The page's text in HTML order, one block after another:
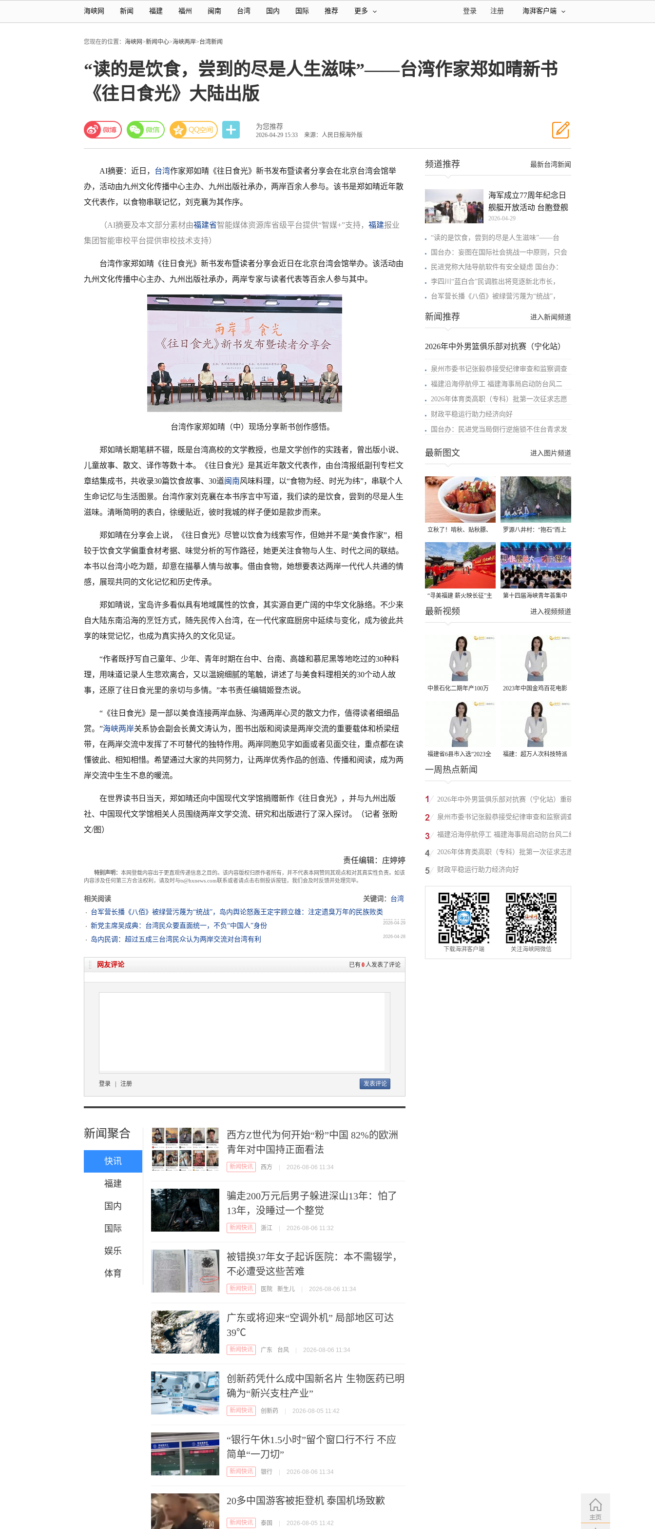
海峡网 新闻 福建 福州 闽南 台湾 国内 国际 推荐 更多 海湃客户端
注册
登录
您现在的位置： 海峡网>新闻中心>海峡两岸>台湾新闻
“读的是饮食，尝到的尽是人生滋味”——台湾作家郑如晴新书
《往日食光》大陆出版
为您推荐
2026-04-29 15:33 来源：人民日报海外版
AI摘要：近日， 台湾作家郑如晴《往日食光》新书发布暨读者分享会在北京台湾会馆举
办，活动由九州文化传播中心主办、九州出版社承办，两岸百余人参与。该书是郑如晴近年散
文代表作，以食物串联记忆，刘克襄为其作序。
（AI摘要及本文部分素材由福建省智能媒体资源库省级平台提供“智媒+”支持， 福建报业
集团智能审校平台提供审校技术支持）
台湾作家郑如晴《往日食光》新书发布暨读者分享会近日在北京台湾会馆举办。该活动由
九州文化传播中心主办、九州出版社承办，两岸专家与读者代表等百余人参与其中。
台湾作家郑如晴（中）现场分享新书创作感悟。
郑如晴长期笔耕不辍，既是台湾高校的文学教授，也是文学创作的实践者，曾出版小说、
儿童故事、散文、译作等数十本。《往日食光》是其近年散文代表作，由台湾报纸副刊专栏文
章结集成书，共收录30篇饮食故事、30道闽南风味料理，以“食物为经、时光为纬”，串联个人
生命记忆与生活图景。台湾作家刘克襄在本书序言中写道，我们读的是饮食，尝到的尽是人生
滋味。清晰简明的表白，徐缓贴近，彼时我城的样子便如是款步而来。
郑如晴在分享会上说，《往日食光》尽管以饮食为线索写作，但她并不是“美食作家”，相
较于饮食文学偏重食材考据、味觉分析的写作路径，她更关注食物与人生、时代之间的联结。
本书以台湾小吃为题，却意在描摹人情与故事。借由食物，她想要表达两岸一代代人共通的情
感，展现共同的文化记忆和历史传承。
郑如晴说，宝岛许多看似具有地域属性的饮食，其实源自更广阔的中华文化脉络。不少来
自大陆东南沿海的烹饪方式，随先民传入台湾，在一代代家庭厨房中延续与变化，成为彼此共
享的味觉记忆，也成为真实持久的文化见证。
“作者既抒写自己童年、少年、青年时期在台中、台南、高雄和慕尼黑等地吃过的30种料
理，用味道记录人生悲欢离合，又以温婉细腻的笔触，讲述了与美食料理相关的30个动人故
事，还原了往日食光里的亲切与多情。”本书责任编辑姬登杰说。
“《往日食光》是一部以美食连接两岸血脉、沟通两岸心灵的散文力作，值得读者细细品
赏。”海峡两岸关系协会副会长黄文涛认为，图书出版和阅读是两岸交流的重要载体和桥梁纽
带，在两岸交流中发挥了不可替代的独特作用。两岸同胞见字如面或者见面交往，重点都在读
懂彼此、相知相惜。希望通过大家的共同努力，让两岸优秀作品的创造、传播和阅读，成为两
岸交流中生生不息的暖流。
在世界读书日当天，郑如晴还向中国现代文学馆捐赠新作《往日食光》，并与九州出版
社、中国现代文学馆相关人员围绕两岸文学交流、研究和出版进行了深入探讨。（记者 张盼
文/图 ）
责任编辑：庄婷婷
特别声明： 本网登载内容出于更直观传递信息之目的。该内容版权归原作者所有，并不代表本网赞同其观点和对其真实性负责。如该
内容涉及任何第三方合法权利，请及时与ts@hxnews.com联系或者请点击右侧投诉按钮，我们会及时反馈并处理完毕。
相关阅读 关键词： 台湾
台军营长播《八佰》被绿营污蔑为“统战”，岛内舆论怒轰王定宇顾立雄：注定遗臭万年的民族败类
2026-04-29
新党主席吴成典：台湾民众要直面统一，不负“中国人”身份 2026-04-29
岛内民调：超过五成三台湾民众认为两岸交流对台湾有利 2026-04-28
已有0人发表了评论
网友评论
登录 注册
新闻聚合
快讯
福建
国内
国际
娱乐
体育
西方Z世代为何开始“粉”中国 82%的欧洲
青年对中国持正面看法
新闻快讯 西方 2026-08-06 11:34
骗走200万元后男子躲进深山13年：怕了
13年，没睡过一个整觉
新闻快讯 浙江 2026-08-06 11:32
被错换37年女子起诉医院：本不需辍学，
不必遭受这些苦难
新闻快讯 医院 新生儿 2026-08-06 11:34
广东或将迎来“空调外机” 局部地区可达
39℃
新闻快讯 广东 台风 2026-08-06 11:34
创新药凭什么成中国新名片 生物医药已明
确为“新兴支柱产业”
新闻快讯 创新药 2026-08-05 11:42
“银行午休1.5小时”留个窗口行不行 不应
简单“一刀切”
新闻快讯 银行 2026-08-06 11:34
20多中国游客被拒登机 泰国机场致歉
新闻快讯 泰国 2026-08-05 11:42
最新台湾新闻
频道推荐
海军成立77周年纪念日
舰艇开放活动 台胞登舰
2026-04-29
“读的是饮食，尝到的尽是人生滋味”——台
国台办：妄图在国际社会挑战一中原则，只会
民进党称大陆导航软件有安全疑虑 国台办：
李四川“蓝白合”民调胜出将竞逐新北市长，
台军营长播《八佰》被绿营污蔑为“统战”，
进入新闻频道
新闻推荐
2026年中外男篮俱乐部对抗赛（宁化站）
泉州市委书记张毅恭接受纪律审查和监察调查
福建沿海停航停工 福建海事局启动防台风二
2026年体育类高职（专科）批第一次征求志愿
财政平稳运行助力经济向好
国台办：民进党当局倒行逆施锁不住台青求发
进入图片频道
最新图文
立秋了！啃秋、贴秋膘、
晒秋，福建人这样过才够
味→
罗源八井村：“抱石”而上
“寻美福建 薪火映长征”主
题活动在龙岩长汀启动
第十四届海峡青年荟集中
阶段活动在福州举行
进入视频频道
最新视频
中景石化二期年产100万
吨丙烷脱氢项目建成中交
2023年中国金鸡百花电影
节有福电影巡展31日启动
福建省6县市入选“2023全
国县域发展潜力百强县”
福建：超万人次科技特派
一周热点新闻
2026年中外男篮俱乐部对抗赛（宁化站）重磅
来袭！抢票通道即将开启→
泉州市委书记张毅恭接受纪律审查和监察调查
福建沿海停航停工 福建海事局启动防台风二级
应急响应
2026年体育类高职（专科）批第一次征求志愿
填报
财政平稳运行助力经济向好
下载海湃客户端 关注海峡网微信